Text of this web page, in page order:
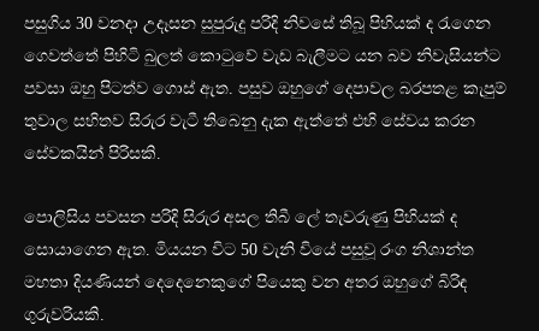
පසුගිය 30 වනදා උදෑසන සුපුරුදු පරිදි නිවසේ තිබූ පිහියක් ද රැගෙන
ගෙවත්තේ පිහිටි බුලත් කොටුවේ වැඩ බැලීමට යන බව නිවැසියන්ට
පවසා ඔහු පිටත්ව ගොස් ඇත. පසුව ඔහුගේ දෙපාවල බරපතළ කැපුම්
තුවාල සහිතව සිරුර වැටී තිබෙනු දැක ඇත්තේ එහි සේවය කරන
සේවකයින් පිරිසකි.
පොලිසිය පවසන පරිදි සිරුර අසල තිබී ලේ තැවරුණු පිහියක් ද
සොයාගෙන ඇත. මියයන විට 50 වැනි වියේ පසුවූ රංග නිශාන්ත
මහතා දියණියන් දෙදෙනෙකුගේ පියෙකු වන අතර ඔහුගේ බිරිඳ
ගුරුවරියකි.